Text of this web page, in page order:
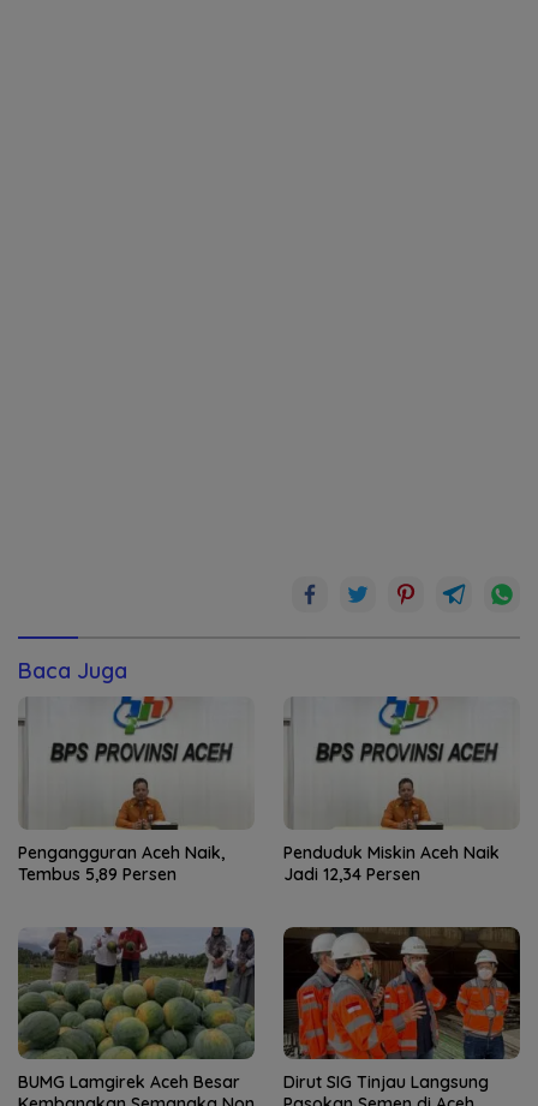
Baca Juga
Pengangguran Aceh Naik,
Tembus 5,89 Persen
Penduduk Miskin Aceh Naik
Jadi 12,34 Persen
BUMG Lamgirek Aceh Besar
Dirut SIG Tinjau Langsung